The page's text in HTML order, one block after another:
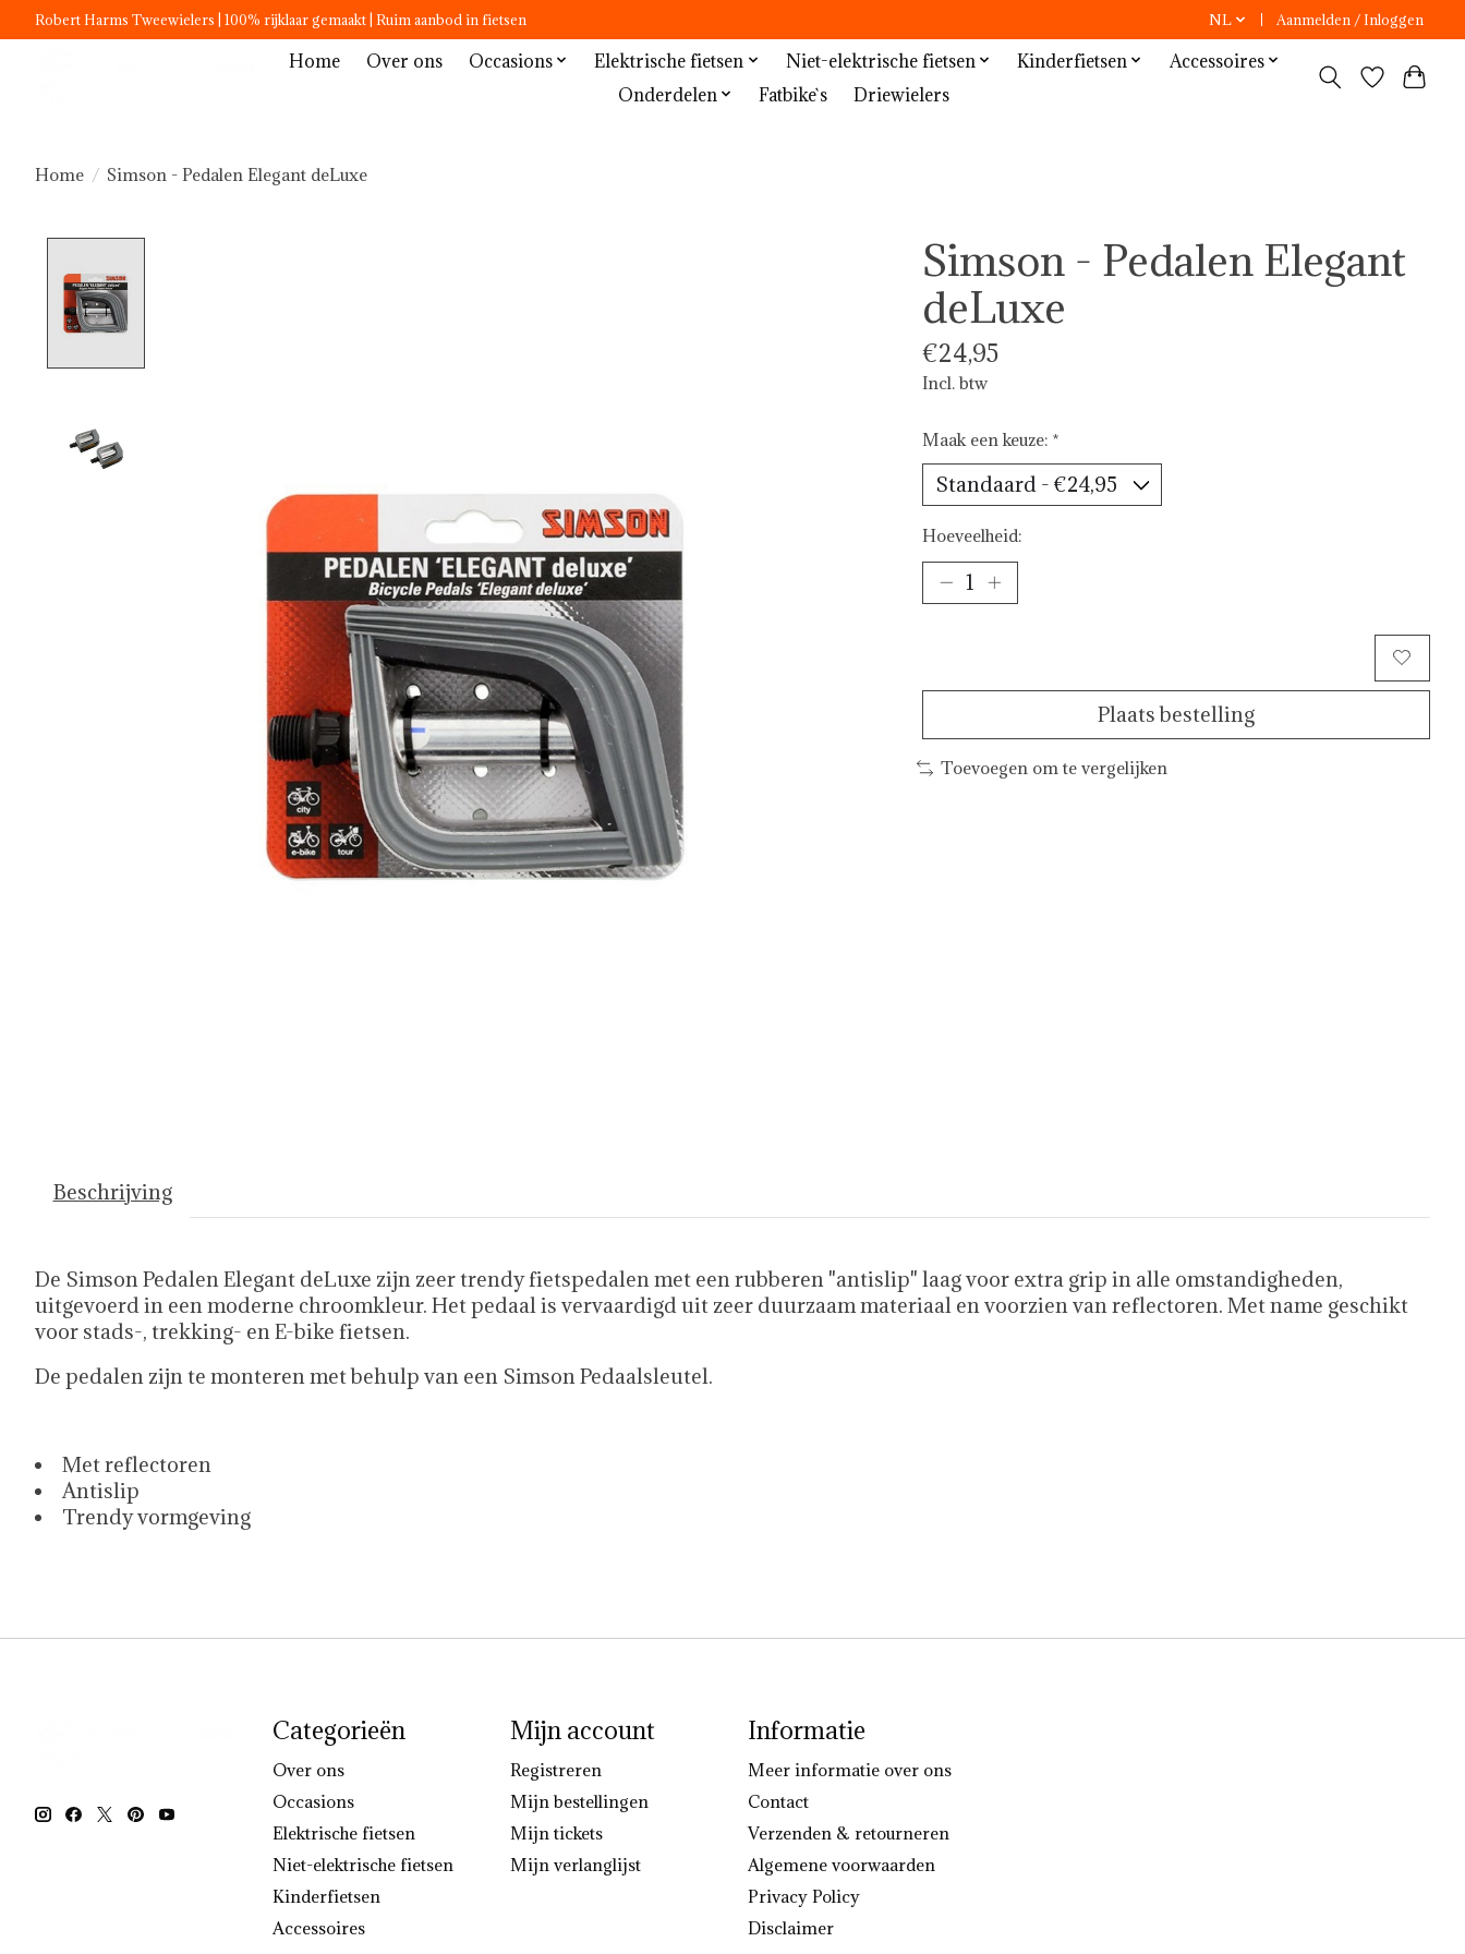
Robert Harms Tweewielers | 100% rijklaar gemaakt | Ruim aanbod in fietsen NL Aanmelden / Inloggen
Home Over ons Occasions Elektrische fietsen Niet-elektrische fietsen Kinderfietsen
Accessoires
Onderdelen
Fatbike`s Driewielers
Home / Simson - Pedalen Elegant deLuxe
Simson - Pedalen Elegant
deLuxe
€24,95
Incl. btw
Maak een keuze: *
Hoeveelheid:
Plaats bestelling
Toevoegen om te vergelijken
Beschrijving
De Simson Pedalen Elegant deLuxe zijn zeer trendy fietspedalen met een rubberen "antislip" laag voor extra grip in alle omstandigheden,
uitgevoerd in een moderne chroomkleur. Het pedaal is vervaardigd uit zeer duurzaam materiaal en voorzien van reflectoren. Met name geschikt
voor stads-, trekking- en E-bike fietsen.
De pedalen zijn te monteren met behulp van een Simson Pedaalsleutel.
Met reflectoren
Antislip
Trendy vormgeving
Categorieën
Over ons
Occasions
Elektrische fietsen
Niet-elektrische fietsen
Kinderfietsen
Accessoires
Mijn account
Registreren
Mijn bestellingen
Mijn tickets
Mijn verlanglijst
Informatie
Meer informatie over ons
Contact
Verzenden & retourneren
Algemene voorwaarden
Privacy Policy
Disclaimer